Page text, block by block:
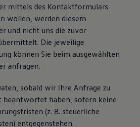
mittels des Kontaktformulars
wollen, werden diesem
und nicht uns die zuvor
Die jeweilige
können Sie beim ausgewählten
anfragen.
sobald wir Ihre Anfrage zu
beantwortet haben, sofern keine
(z. B. steuerliche
entgegenstehen.